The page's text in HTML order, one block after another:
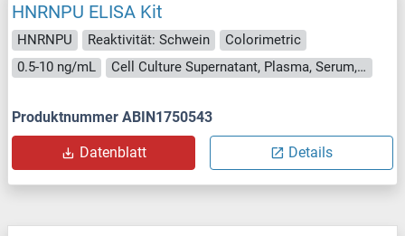
HNRNPU ELISA Kit
HNRNPU Reaktivität: Schwein
Colorimetric
0.5-10 ng/mL
Cell Culture Supernatant, Plasma, Serum, Tissue Homogenate
Produktnummer ABIN1750543
Datenblatt Details